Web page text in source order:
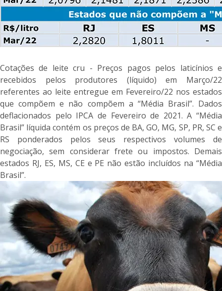
Cotações de leite cru - Preços pagos pelos laticínios e
recebidos pelos produtores (líquido) em Março/22
referentes ao leite entregue em Fevereiro/22 nos estados
que compõem e não compõem a “Média Brasil”. Dados
deflacionados pelo IPCA de Fevereiro de 2021. A “Média
Brasil” líquida contém os preços de BA, GO, MG, SP, PR, SC e
RS ponderados pelos seus respectivos volumes de
negociação, sem considerar frete ou impostos. Demais
estados RJ, ES, MS, CE e PE não estão incluídos na “Média
Brasil”.